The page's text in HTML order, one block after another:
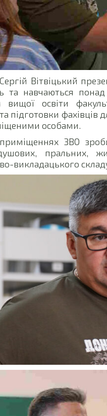
Вітвіцький
навчаються
вищої освіти
підготовки фахівців
особами.
ЗВО
пральних,
викладацького